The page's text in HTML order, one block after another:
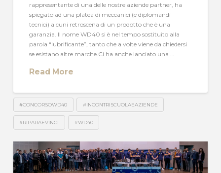
rappresentante di una delle nostre aziende partner, ha
spiegato ad una platea di meccanici (e diplomandi
tecnici) alcuni retroscena di un prodotto che è una
garanzia. Il nome WD40 si è nel tempo sostituito alla
parola “lubrificante”, tanto che a volte viene da chiedersi
se esistano altre marche.Ci ha anche lanciato una …
Read More
#CONCORSOWD40 #INCONTRISCUOLAEAZIENDE
#RIPARAEVINCI #WD40